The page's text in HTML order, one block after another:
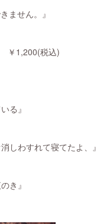
ません。』
1,200(税込)
る』
しわすれて寝てたよ、』
き』